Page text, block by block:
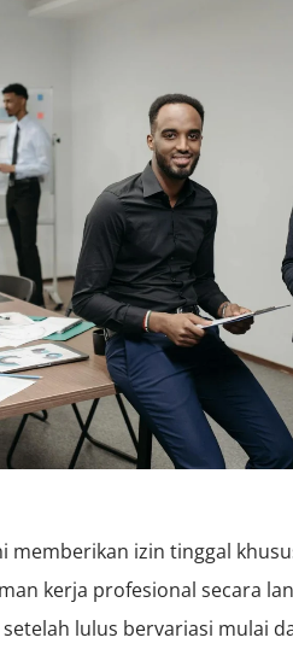
memberikan izin tinggal
kerja profesional secara
lulus bervariasi mulai